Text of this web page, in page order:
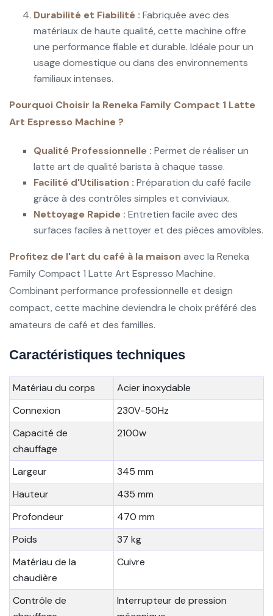
Durabilité et Fiabilité : Fabriquée avec des
matériaux de haute qualité, cette machine offre
une performance fiable et durable. Idéale pour un
usage domestique ou dans des environnements
familiaux intenses.
Pourquoi Choisir la Reneka Family Compact 1 Latte
Art Espresso Machine ?
Qualité Professionnelle : Permet de réaliser un
latte art de qualité barista à chaque tasse.
Facilité d'Utilisation : Préparation du café facile
grâce à des contrôles simples et conviviaux.
Nettoyage Rapide : Entretien facile avec des
surfaces faciles à nettoyer et des pièces amovibles.
Profitez de l'art du café à la maison avec la Reneka
Family Compact 1 Latte Art Espresso Machine.
Combinant performance professionnelle et design
compact, cette machine deviendra le choix préféré des
amateurs de café et des familles.
Caractéristiques techniques
Matériau du corps
Acier inoxydable
Connexion
230V-50Hz
Capacité de
chauffage
2100w
Largeur
345 mm
Hauteur
435 mm
Profondeur
470 mm
Poids
37 kg
Matériau de la
chaudière
Cuivre
Contrôle de
Interrupteur de pression